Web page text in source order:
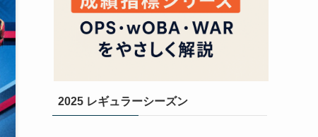
2025 レギュラーシーズン